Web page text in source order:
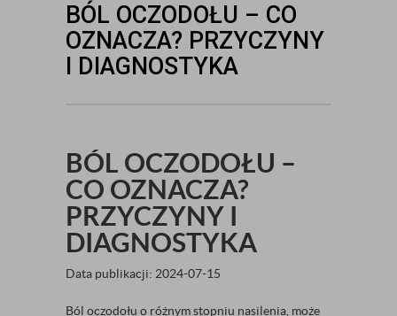
BÓL OCZODOŁU – CO
OZNACZA? PRZYCZYNY
I DIAGNOSTYKA
BÓL OCZODOŁU –
CO OZNACZA?
PRZYCZYNY I
DIAGNOSTYKA
Data publikacji: 2024-07-15
Ból oczodołu o różnym stopniu nasilenia, może